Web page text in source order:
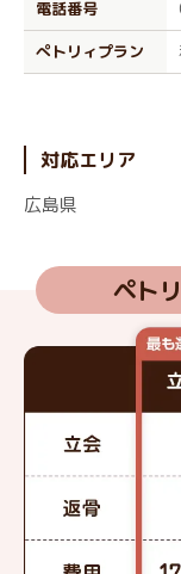
電話番号
ぺトリィプラン
対応エリア
広島県
ペト